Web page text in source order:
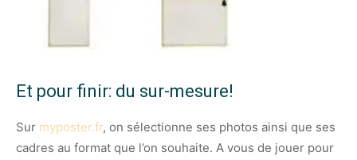
Et pour finir: du sur-mesure!
Sur myposter.fr, on sélectionne ses photos ainsi que ses
cadres au format que l’on souhaite. A vous de jouer pour